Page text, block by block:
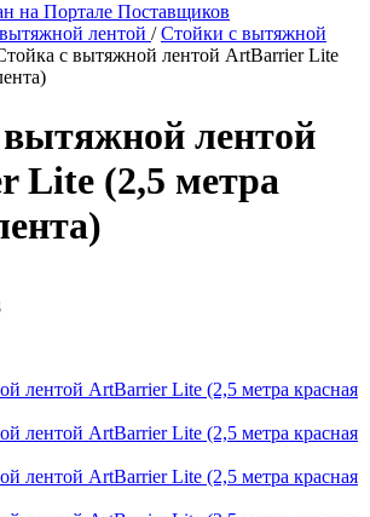
лентой /Стойки с вытяжной
с вытяжной лентой ArtBarrier Lite
лентой
Lite (2,5 метра